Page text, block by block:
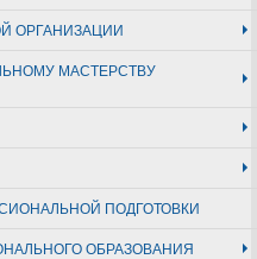
ОРГАНИЗАЦИИ
МАСТЕРСТВУ
ПОДГОТОВКИ
ОБРАЗОВАНИЯ